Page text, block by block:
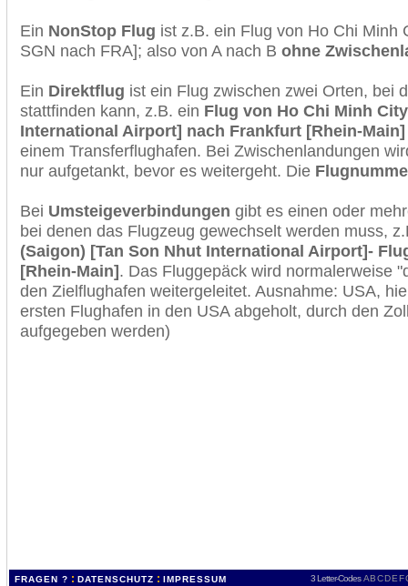
Ein NonStop Flug ist z.B. ein Flug von Ho Chi Minh
SGN nach FRA]; also von A nach B ohne
Ein Direktflug ist ein Flug zwischen zwei Orten, bei
stattfinden kann, z.B. ein Flug von Ho Chi Minh
International Airport] nach Frankfurt [Rhein-Main]
einem Transferflughafen. Bei Zwischenlandungen
nur aufgetankt, bevor es weitergeht. Die
Bei Umsteigeverbindungen gibt es einen oder
bei denen das Flugzeug gewechselt werden muss,
(Saigon) [Tan Son Nhut International Airport]-
[Rhein-Main]. Das Fluggepäck wird normalerweise
den Zielflughafen weitergeleitet. Ausnahme: USA,
ersten Flughafen in den USA abgeholt, durch den
aufgegeben werden)
FRAGEN ? : DATENSCHUTZ : IMPRESSUM 3 Letter-Codes ABCDEF